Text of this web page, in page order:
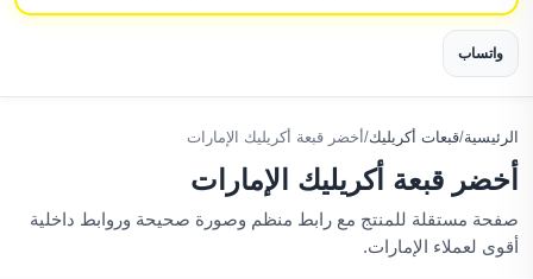
واتساب
الرئيسية/قبعات أكريليك/أخضر قبعة أكريليك الإمارات
أخضر قبعة أكريليك الإمارات
صفحة مستقلة للمنتج مع رابط منظم وصورة صحيحة وروابط داخلية
أقوى لعملاء الإمارات.